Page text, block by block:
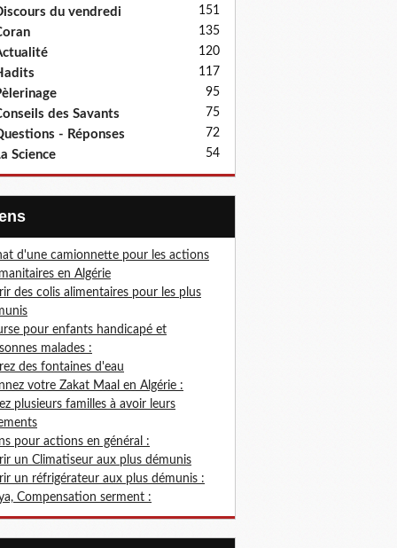
du vendredi 151
135
120
117
95
des Savants 75
- Réponses 72
Science 54
d'une camionnette pour les actions
en Algérie
des colis alimentaires pour les plus
pour enfants handicapé et
malades :
des fontaines d'eau
votre Zakat Maal en Algérie :
plusieurs familles à avoir leurs
pour actions en général :
un Climatiseur aux plus démunis
un réfrigérateur aux plus démunis :
Compensation serment :